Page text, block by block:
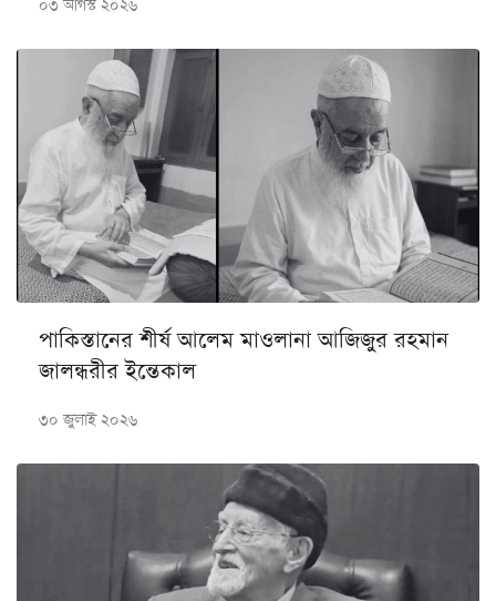
০৩ আগস্ট ২০২৬
পাকিস্তানের শীর্ষ আলেম মাওলানা আজিজুর রহমান
জালন্ধরীর ইন্তেকাল
৩০ জুলাই ২০২৬